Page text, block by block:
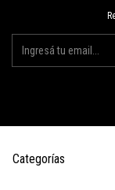
Categorías